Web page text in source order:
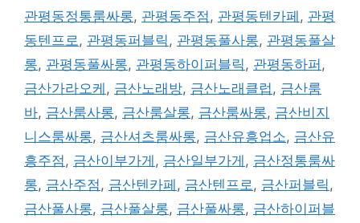
관평동정통룸싸롱, 관평동주점 , 관평동텐카페 , 관평
동텐프로 , 관평동퍼블릭 , 관평동풀사롱, 관평동풀살
롱, 관평동풀싸롱, 관평동하이퍼블릭 , 관평동하퍼 ,
금산가라오케 , 금산노래방, 금산노래클럽 , 금산룸
바, 금산룸사롱, 금산룸살롱, 금산룸싸롱, 금산비지
니스룸싸롱, 금산셔츠룸싸롱, 금산유흥업소, 금산유
흥주점 , 금산이부가게 , 금산일부가게 , 금산정통룸싸
롱, 금산주점 , 금산텐카페 , 금산텐프로 , 금산퍼블릭 ,
금산풀사롱, 금산풀살롱, 금산풀싸롱, 금산하이퍼블